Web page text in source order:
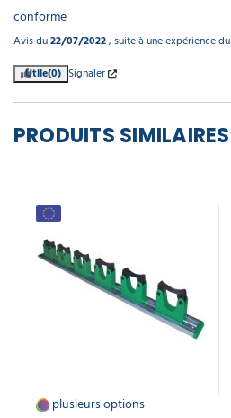
PRODUITS SIMILAIRES
plusieurs options
conforme
Avis du22/07/2022, suite à une expérience du
Utile(0) Signaler